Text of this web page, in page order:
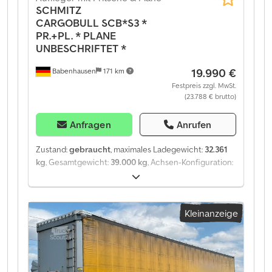
Irrtümer und Zwischenverkauf vorbehalten
Babenhausen 171 km
SCHMITZ
CARGOBULL SCB*S3 *
PR.+PL. * PLANE
UNBESCHRIFTET *
19.990 €
Festpreis zzgl. MwSt.
(23.788 € brutto)
Anfragen Anrufen
Zustand:gebraucht, maximales Ladegewicht: 32.361
kg , Gesamtgewicht: 39.000 kg , Achsen-Konfiguration:
05/2024
13.621 mm, Laderaumbreite:2.524 mm,
Laderaumhöhe:2.717 mm, Gesamtlänge:13.886 mm,
Gesamtbreite:2.550 mm, Gesamthöhe: 4.000 mm,
Ausstattung:ABS, SCHMITZ CARGOBULL SCB?S3 ?
PR.+PL. ? PLANE UNBESCHRIFTET ? ----
FAHRZEUGHISTORIE * 1. Hand * Deutsches Fahrzeug *
Auf Wunsch Video vom Fahrzeug erhältlich
Kleinanzeige